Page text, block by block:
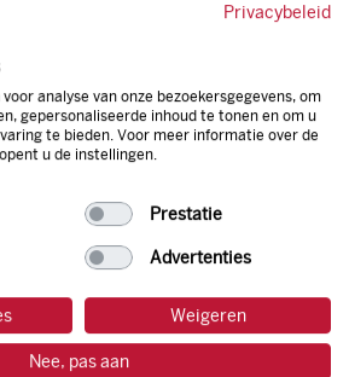
voor de lezer: hoor
begint het laden.
opnieuw voor de lezer om
Je ontvangt
afhankelijk van
vragen over
Laadpas
Argos Laadpas? Kijk hieronder voor
vraag. Staat jouw vraag er niet
Privacybeleid
analyse van onze bezoekersgegevens, om
gepersonaliseerde inhoud te tonen en om u
te bieden. Voor meer informatie over de
u de instellingen.
Prestatie
Advertenties
Weigeren
Nee, pas aan